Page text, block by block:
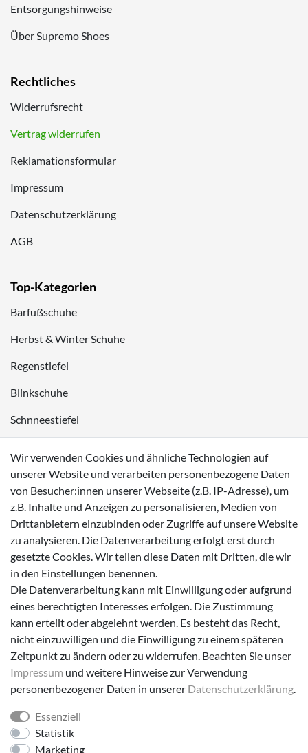
Entsorgungshinweise
Über Supremo Shoes
Rechtliches
Widerrufsrecht
Vertrag widerrufen
Reklamationsformular
Impressum
Datenschutzerklärung
AGB
Top-Kategorien
Barfußschuhe
Herbst & Winter Schuhe
Regenstiefel
Blinkschuhe
Schnneestiefel
Sneaker
Zahlungsmöglichkeiten
Versanddienstleister
Folge uns!
Wir verwenden Cookies und ähnliche Technologien auf
unserer Website und verarbeiten personenbezogene Daten
von Besucher:innen unserer Webseite (z.B. IP-Adresse), um
z.B. Inhalte und Anzeigen zu personalisieren, Medien von
Drittanbietern einzubinden oder Zugriffe auf unsere Website
zu analysieren. Die Datenverarbeitung erfolgt erst durch
gesetzte Cookies. Wir teilen diese Daten mit Dritten, die wir
in den Einstellungen benennen.
Die Datenverarbeitung kann mit Einwilligung oder aufgrund
eines berechtigten Interesses erfolgen. Die Zustimmung
kann erteilt oder abgelehnt werden. Es besteht das Recht,
nicht einzuwilligen und die Einwilligung zu einem späteren
Zeitpunkt zu ändern oder zu widerrufen. Beachten Sie unser
Impressum und weitere Hinweise zur Verwendung
personenbezogener Daten in unserer Daten­schutz­erklärung.
Essenziell
Statistik
Marketing